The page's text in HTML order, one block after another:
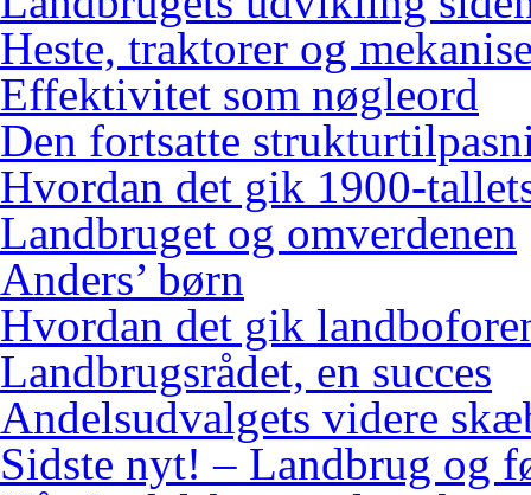
Heste, traktorer og
Effektivitet som nøgleord
Den fortsatte
Hvordan det gik 1900-
Landbruget og omverdenen
Anders’ børn
Hvordan det gik
Landbrugsrådet, en succes
Andelsudvalgets videre
Sidste nyt! – Landbrug og